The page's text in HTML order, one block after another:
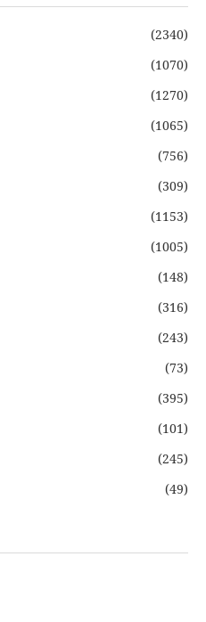
(2340)
(1070)
(1270)
(1065)
(756)
(309)
(1153)
(1005)
(148)
(316)
(243)
(73)
(395)
(101)
(245)
(49)